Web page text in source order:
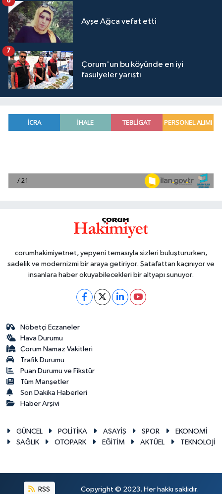
Ayşe Ağca vefat etti
Çorum'un bu köyünde en iyi
fasulyeler yarıştı
7
corumhakimiyetnet, yepyeni temasıyla sizleri buluştururken,
sadelik ve modernizmi bir araya getiriyor. Şatafattan kaçınıyor ve
insanlara haber okuyabilecekleri bir altyapı sunuyor.
Nöbetçi Eczaneler
Hava Durumu
Çorum Namaz Vakitleri
Trafik Durumu
Puan Durumu ve Fikstür
Tüm Manşetler
Son Dakika Haberleri
Haber Arşivi
GÜNCEL POLİTİKA ASAYİŞ SPOR
EKONOMİ
SAĞLIK
OTOPARK EĞİTİM AKTÜEL TEKNOLOJİ
RSS Copyright © 2023. Her hakkı saklıdır.